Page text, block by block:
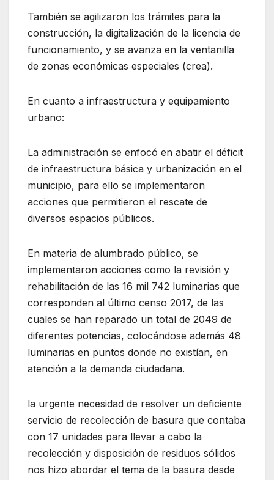
También se agilizaron los trámites para la
construcción, la digitalización de la licencia de
funcionamiento, y se avanza en la ventanilla
de zonas económicas especiales (crea).
En cuanto a infraestructura y equipamiento
urbano:
La administración se enfocó en abatir el déficit
de infraestructura básica y urbanización en el
municipio, para ello se implementaron
acciones que permitieron el rescate de
diversos espacios públicos.
En materia de alumbrado público, se
implementaron acciones como la revisión y
rehabilitación de las 16 mil 742 luminarias que
corresponden al último censo 2017, de las
cuales se han reparado un total de 2049 de
diferentes potencias, colocándose además 48
luminarias en puntos donde no existían, en
atención a la demanda ciudadana.
la urgente necesidad de resolver un deficiente
servicio de recolección de basura que contaba
con 17 unidades para llevar a cabo la
recolección y disposición de residuos sólidos
nos hizo abordar el tema de la basura desde